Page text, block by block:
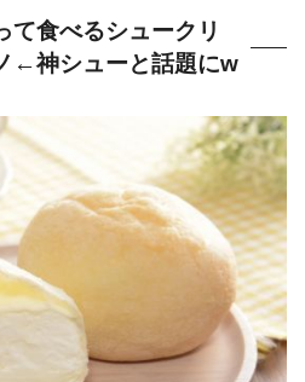
て食べるシュークリ
←神シューと話題にw